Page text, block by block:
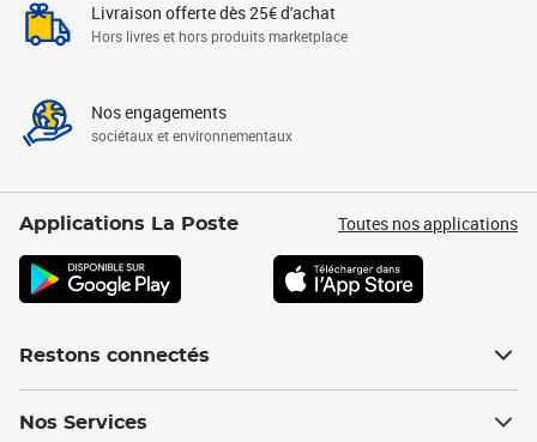
Livraison offerte dès 25€ d'achat
Hors livres et hors produits marketplace
Nos engagements
sociétaux et environnementaux
Applications La Poste Toutes nos applications
Restons connectés
Nos Services